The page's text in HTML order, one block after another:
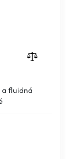
a fluidná